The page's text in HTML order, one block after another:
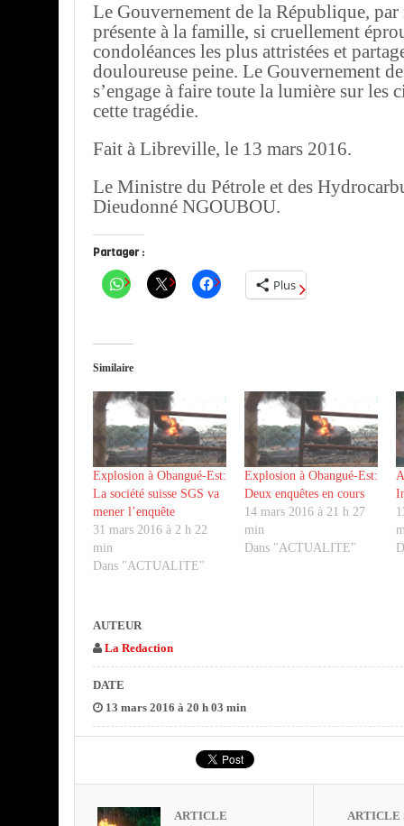
Le Gouvernement de la République,
présente à la famille, si cruellement
condoléances les plus attristées et
douloureuse peine. Le Gouvernement
s’engage à faire toute la lumière sur les
cette tragédie.
Fait à Libreville, le 13 mars 2016.
Le Ministre du Pétrole et des
Dieudonné NGOUBOU.
Partager :
Plus
Similaire
Explosion à Obangué-Est:
La société suisse SGS va
mener l’enquête
31 mars 2016 à 2 h 22
min
Dans "ACTUALITE"
Explosion à Obangué-Est:
Deux enquêtes en cours
14 mars 2016 à 21 h 27
min
Dans "ACTUALITE"
AUTEUR
La Redaction
DATE
13 mars 2016 à 20 h 03 min
ARTICLE
ARTICLE